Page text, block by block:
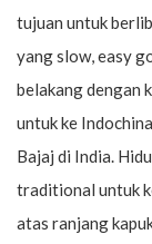
tujuan untuk
yang slow, easy
belakang dengan
untuk ke
Bajaj di India.
traditional untuk
atas ranjang